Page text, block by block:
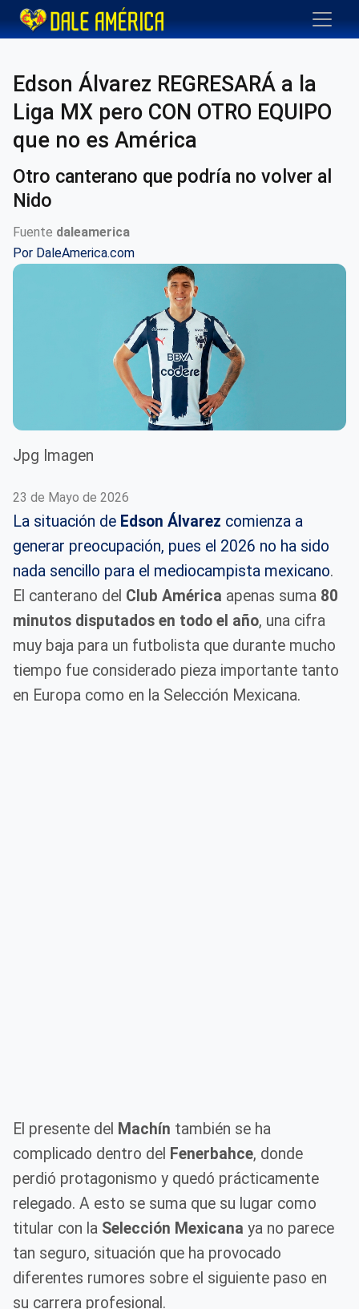
Edson Álvarez REGRESARÁ a la
Liga MX pero CON OTRO EQUIPO
que no es América
Otro canterano que podría no volver al
Nido
Fuente daleamerica
Por DaleAmerica.com
Jpg Imagen
23 de Mayo de 2026
La situación de Edson Álvarez comienza a
generar preocupación, pues el 2026 no ha sido
nada sencillo para el mediocampista mexicano.
El canterano del Club América apenas suma 80
minutos disputados en todo el año, una cifra
muy baja para un futbolista que durante mucho
tiempo fue considerado pieza importante tanto
en Europa como en la Selección Mexicana.
El presente del Machín también se ha
complicado dentro del Fenerbahce, donde
perdió protagonismo y quedó prácticamente
relegado. A esto se suma que su lugar como
titular con la Selección Mexicana ya no parece
tan seguro, situación que ha provocado
diferentes rumores sobre el siguiente paso en
su carrera profesional.